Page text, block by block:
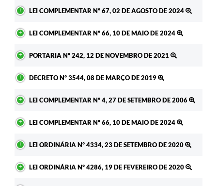
LEI COMPLEMENTAR Nº 67, 02 DE AGOSTO DE 2024
LEI COMPLEMENTAR Nº 66, 10 DE MAIO DE 2024
PORTARIA Nº 242, 12 DE NOVEMBRO DE 2021
DECRETO Nº 3544, 08 DE MARÇO DE 2019
LEI COMPLEMENTAR Nº 4, 27 DE SETEMBRO DE 2006
LEI COMPLEMENTAR Nº 66, 10 DE MAIO DE 2024
LEI ORDINÁRIA Nº 4334, 23 DE SETEMBRO DE 2020
LEI ORDINÁRIA Nº 4286, 19 DE FEVEREIRO DE 2020